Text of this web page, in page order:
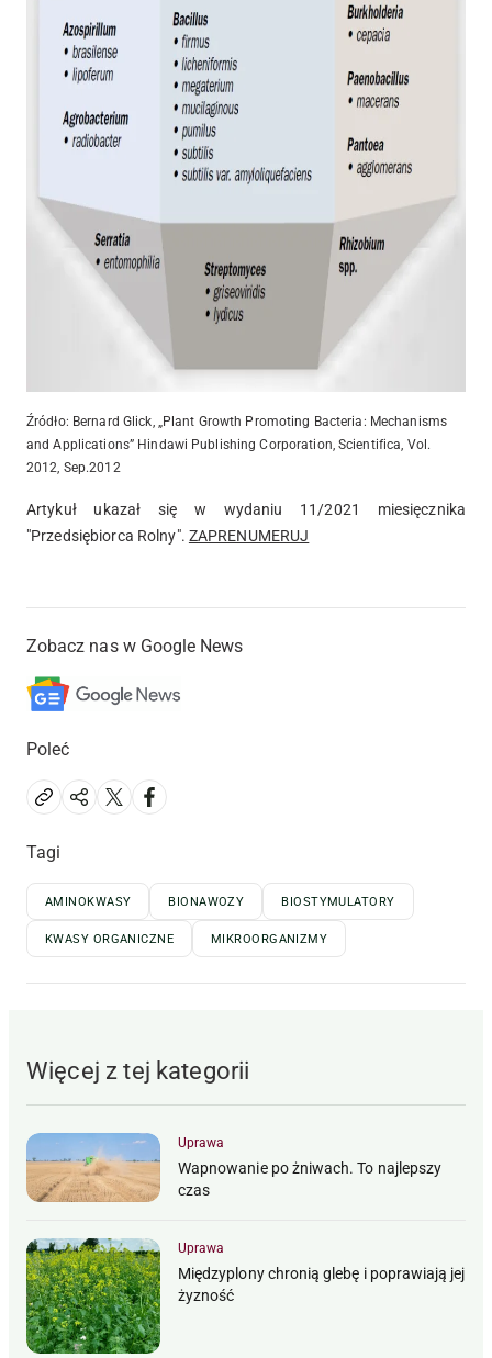
Źródło: Bernard Glick, „Plant Growth Promoting Bacteria: Mechanisms
and Applications” Hindawi Publishing Corporation, Scientifica, Vol.
2012, Sep.2012
Artykuł ukazał się w wydaniu 11/2021 miesięcznika
"Przedsiębiorca Rolny". ZAPRENUMERUJ
Zobacz nas w Google News
Poleć
Tagi
AMINOKWASY BIONAWOZY BIOSTYMULATORY
KWASY ORGANICZNE MIKROORGANIZMY
Więcej z tej kategorii
Uprawa
Wapnowanie po żniwach. To najlepszy
czas
Uprawa
Międzyplony chronią glebę i poprawiają jej
żyzność